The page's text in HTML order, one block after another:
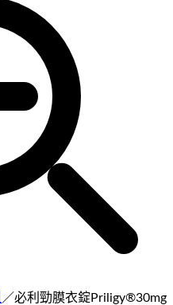
／必利勁膜衣錠Priligy®30mg